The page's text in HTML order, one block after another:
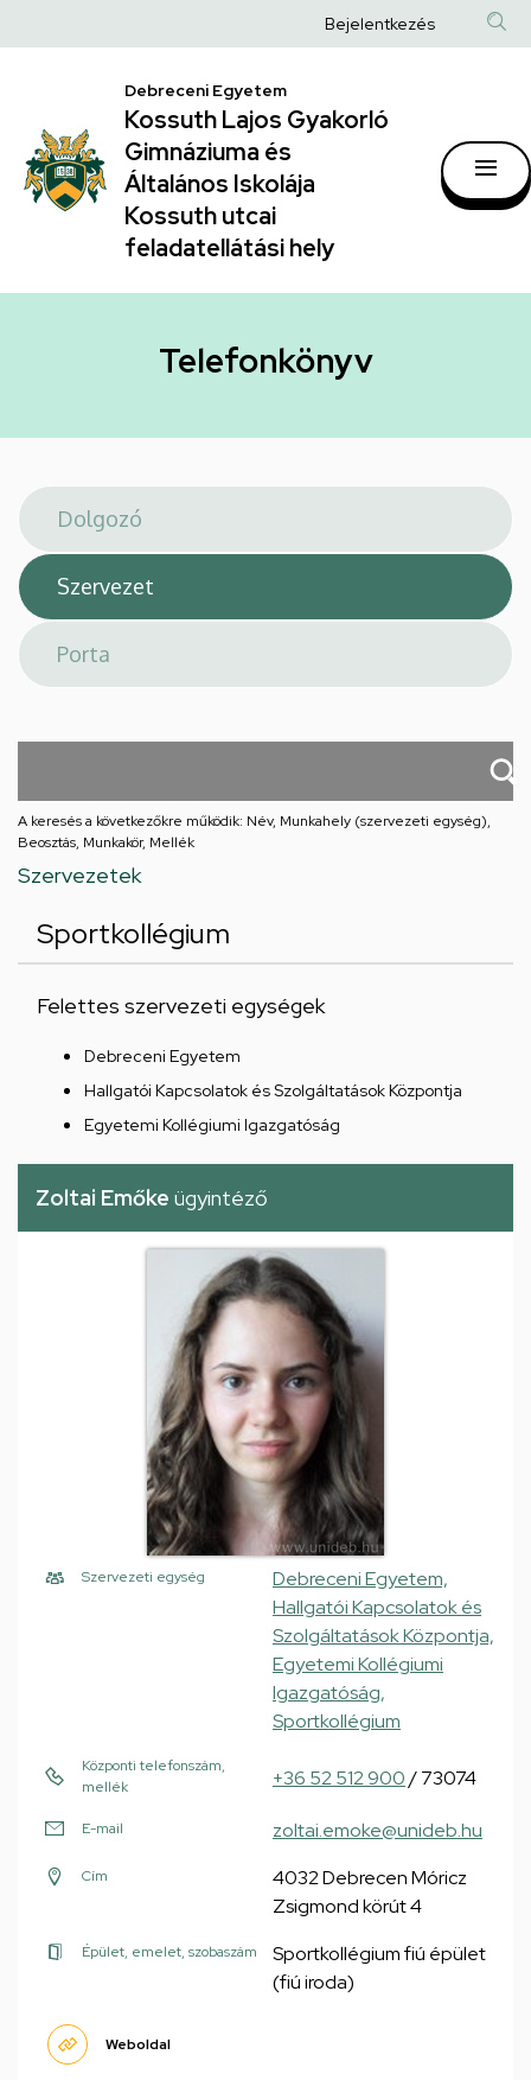
|
Kossuth
Lajos
Gyakorló
Gimnáziuma
Általános
hely
a
Anonim
fiók
Bejelentkezés
Debreceni Egyetem
Kossuth Lajos Gyakorló
Gimnáziuma és
Általános Iskolája
Kossuth utcai
feladatellátási hely
Telefonkönyv
A keresés a következőkre működik: Név, Munkahely (szervezeti egység),
Beosztás, Munkakör, Mellék
Szervezetek
Sportkollégium
Felettes szervezeti egységek
Debreceni Egyetem
Hallgatói Kapcsolatok és Szolgáltatások Központja
Egyetemi Kollégiumi Igazgatóság
Zoltai Emőke ügyintéző
Szervezeti egység
Debreceni Egyetem,
Hallgatói Kapcsolatok és
Szolgáltatások Központja,
Egyetemi Kollégiumi
Igazgatóság,
Sportkollégium
Központi telefonszám,
mellék
+36 52 512 900/ 73074
E-mail zoltai.emoke@unideb.hu
Cím
4032 Debrecen Móricz
Zsigmond körút 4
Épület, emelet, szobaszám
Sportkollégium fiú épület
(fiú iroda)
Weboldal